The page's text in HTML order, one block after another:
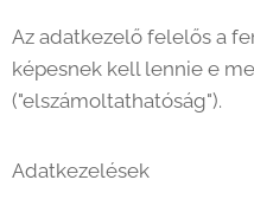
Az adatkezelő felelős a
képesnek kell lennie e
("elszámoltathatóság").
Adatkezelések